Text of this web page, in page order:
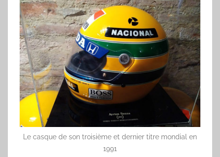
Le casque de son troisième et dernier titre mondial en
1991